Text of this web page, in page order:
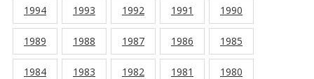
1994 1993 1992 1991 1990
1989 1988 1987 1986 1985
1984 1983 1982 1981 1980